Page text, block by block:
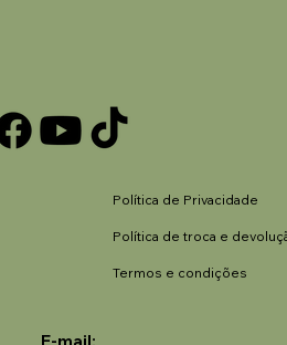
Política de Privacidade
Política de troca e
Termos e condições